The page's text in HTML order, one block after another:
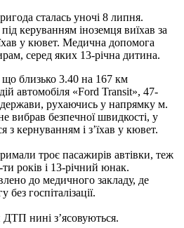
сталась уночі 8 липня.
керуванням іноземця виїхав за
у кювет. Медична допомога
серед яких 13-річна дитина.
близько 3.40 на 167 км
автомобіля «Ford Transit», 47-
рухаючись у напрямку м.
вибрав безпечної швидкості, у
з кернуванням і з’їхав у кювет.
троє пасажирів автівки, теж
років і 13-річний юнак.
до медичного закладу, де
госпіталізації.
нині з’ясовуються.